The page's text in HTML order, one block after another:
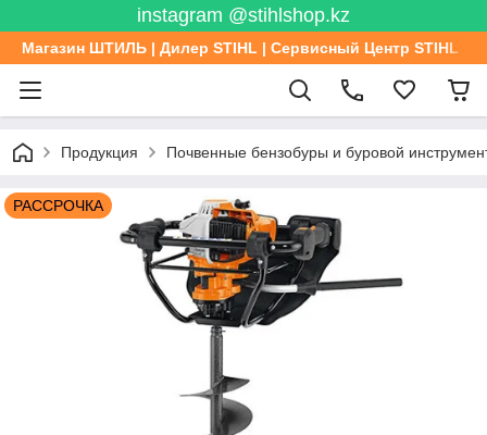
instagram @stihlshop.kz
Магазин ШТИЛЬ | Дилер STIHL | Сервисный Центр STIHL
Продукция Почвенные бензобуры и буровой
РАССРОЧКА